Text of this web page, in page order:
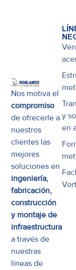
Nos motiva el
compromiso
de ofrecerle a
nuestros
clientes las
mejores
soluciones en
ingeniería,
fabricación,
construcción
y montaje de
infraestructura
a través de
nuestras
líneas de
y
en